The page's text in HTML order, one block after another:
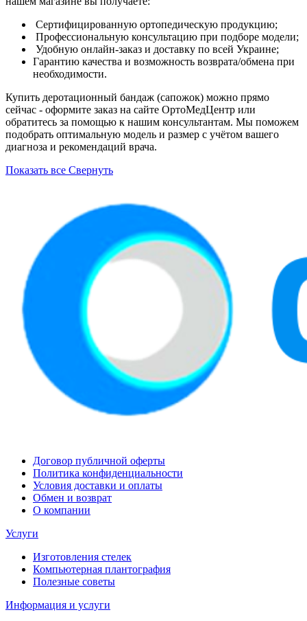
Сертифицированную ортопедическую продукцию;
Профессиональную консультацию при подборе модели;
Удобную онлайн-заказ и доставку по всей Украине;
Гарантию качества и возможность возврата/обмена при
необходимости.
Купить деротационный бандаж (сапожок) можно прямо
сейчас - оформите заказ на сайте ОртоМедЦентр или
обратитесь за помощью к нашим консультантам. Мы поможем
подобрать оптимальную модель и размер с учётом вашего
диагноза и рекомендаций врача.
Показать все Свернуть
Договор публичной оферты
Политика конфиденциальности
Условия доставки и оплаты
Обмен и возврат
О компании
Услуги
Изготовления стелек
Компьютерная плантография
Полезные советы
Информация и услуги